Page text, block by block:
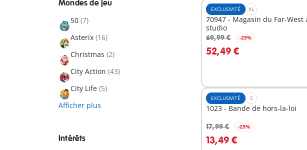
Mondes de jeu
50 (7)
Asterix (16)
Christmas (2)
City Action (43)
City Life (5)
Afficher plus
Intérêts
EXCLUSIVITÉ XL
70947 - Magasin du Far-West
studio
69,99 € -25%
52,49 €
EXCLUSIVITÉ S
1023 - Bande de hors-la-loi
17,99 € -25%
13,49 €